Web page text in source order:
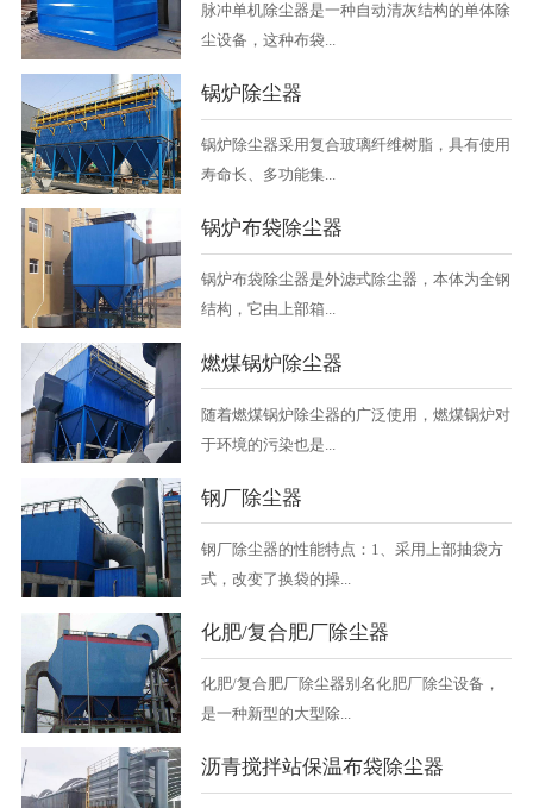
脉冲单机除尘器是一种自动清灰结构的单体除
尘设备，这种布袋...
锅炉除尘器
锅炉除尘器采用复合玻璃纤维树脂，具有使用
寿命长、多功能集...
锅炉布袋除尘器
锅炉布袋除尘器是外滤式除尘器，本体为全钢
结构，它由上部箱...
燃煤锅炉除尘器
随着燃煤锅炉除尘器的广泛使用，燃煤锅炉对
于环境的污染也是...
钢厂除尘器
钢厂除尘器的性能特点：1、采用上部抽袋方
式，改变了换袋的操...
化肥/复合肥厂除尘器
化肥/复合肥厂除尘器别名化肥厂除尘设备，
是一种新型的大型除...
沥青搅拌站保温布袋除尘器